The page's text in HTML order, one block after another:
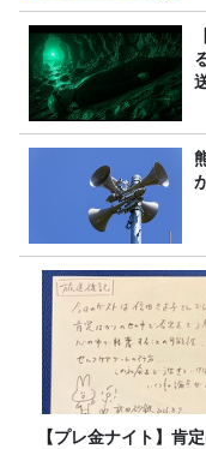
【プレ金ナイト】肯